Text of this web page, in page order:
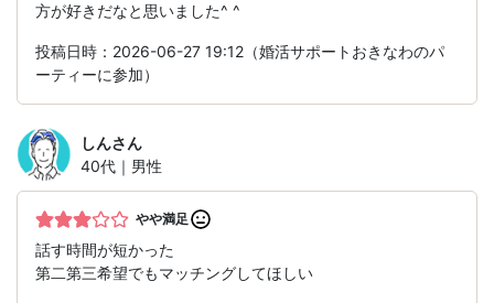
方が好きだなと思いました^ ^
投稿日時：2026-06-27 19:12（婚活サポートおきなわのパ
ーティーに参加）
しんさん
40代｜男性
やや満足
話す時間が短かった
第二第三希望でもマッチングしてほしい